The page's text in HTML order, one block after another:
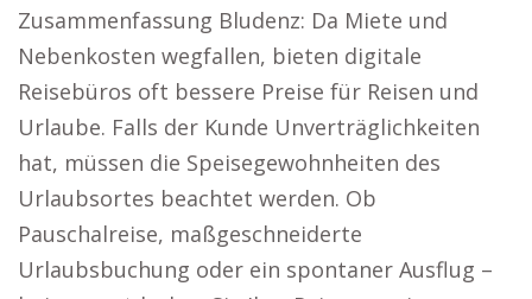
Zusammenfassung Bludenz: Da Miete und
Nebenkosten wegfallen, bieten digitale
Reisebüros oft bessere Preise für Reisen und
Urlaube. Falls der Kunde Unverträglichkeiten
hat, müssen die Speisegewohnheiten des
Urlaubsortes beachtet werden. Ob
Pauschalreise, maßgeschneiderte
Urlaubsbuchung oder ein spontaner Ausflug –